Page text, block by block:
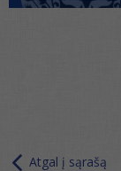
Atgal į sąrašą